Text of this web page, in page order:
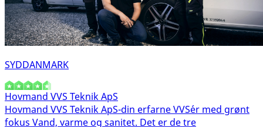
SYDDANMARK
Hovmand VVS Teknik ApS
Hovmand VVS Teknik ApS-din erfarne VVS´er med grønt
fokus Vand, varme og sanitet. Det er de tre